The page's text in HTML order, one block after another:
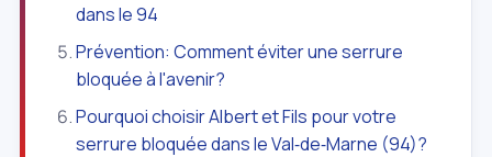
dans le 94
Prévention: Comment éviter une serrure
bloquée à l'avenir?
Pourquoi choisir Albert et Fils pour votre
serrure bloquée dans le Val‑de‑Marne (94)?